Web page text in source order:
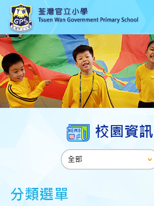
校園資訊
分類選單